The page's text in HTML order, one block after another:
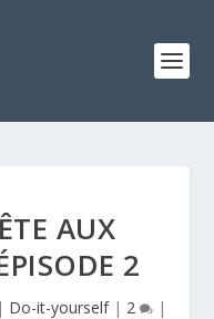
AUX
2
| Do-it-yourself| 2 |